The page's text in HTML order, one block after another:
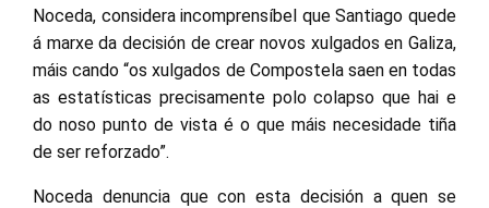
Noceda, considera incomprensíbel que Santiago quede
á marxe da decisión de crear novos xulgados en Galiza,
máis cando “os xulgados de Compostela saen en todas
as estatísticas precisamente polo colapso que hai e
do noso punto de vista é o que máis necesidade tiña
de ser reforzado”.
Noceda denuncia que con esta decisión a quen se